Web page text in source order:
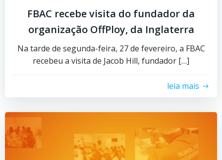
FBAC recebe visita do fundador da
organização OffPloy, da Inglaterra
Na tarde de segunda-feira, 27 de fevereiro, a FBAC
recebeu a visita de Jacob Hill, fundador […]
leia mais